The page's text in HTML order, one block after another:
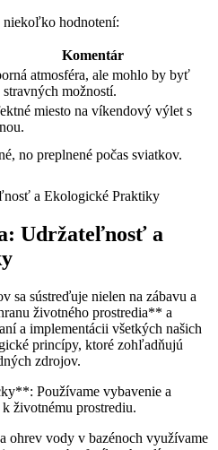
niekoľko hodnotení:
Komentár
atmosféra, ⁤ale mohlo by byť⁤
stravných ⁢možností.
miesto na víkendový​ výlet ⁢s
no preplnené počas sviatkov.
‌Udržateľnosť a
sa sústreďuje nielen na zábavu a
životného prostredia** a
⁤a implementácii všetkých našich
princípy, ktoré zohľadňujú
zdrojov.
Používame vybavenie a
životnému prostrediu.
‌ohrev vody​ v​ bazénoch využívame